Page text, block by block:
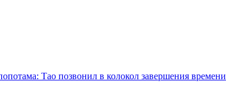
Тао позвонил в колокол завершения времени